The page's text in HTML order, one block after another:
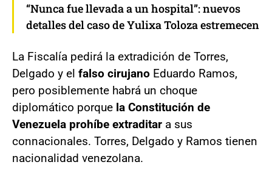
“Nunca fue llevada a un hospital”: nuevos
detalles del caso de Yulixa Toloza estremecen
La Fiscalía pedirá la extradición de Torres,
Delgado y el falso cirujano Eduardo Ramos,
pero posiblemente habrá un choque
diplomático porque la Constitución de
Venezuela prohíbe extraditar a sus
connacionales. Torres, Delgado y Ramos tienen
nacionalidad venezolana.